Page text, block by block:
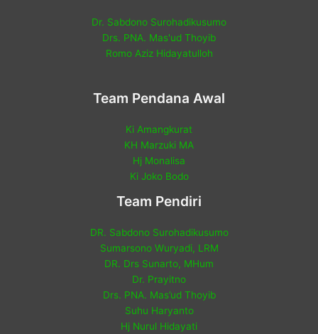
Dr. Sabdono Surohadikusumo
Drs. PNA. Mas'ud Thoyib
Romo Aziz Hidayatulloh
Team Pendana Awal
Ki Amangkurat
KH Marzuki MA
Hj Monalisa
Ki Joko Bodo
Team Pendiri
DR. Sabdono Surohadikusumo
Sumarsono Wuryadi, LRM
DR. Drs Sunarto, MHum
Dr. Prayitno
Drs. PNA. Mas’ud Thoyib
Suhu Haryanto
Hj Nurul Hidayati